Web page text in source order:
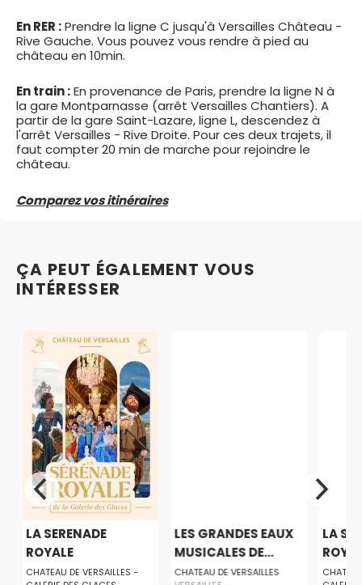
En RER :Prendre la ligne C jusqu'à Versailles Château -
Rive Gauche. Vous pouvez vous rendre à pied au
château en 10min.
En train :En provenance de Paris, prendre la ligne N à
la gare Montparnasse (arrêt Versailles Chantiers). A
partir de la gare Saint-Lazare, ligne L, descendez à
l'arrêt Versailles - Rive Droite. Pour ces deux trajets, il
faut compter 20 min de marche pour rejoindre le
château.
Comparez vos itinéraires
ÇA PEUT ÉGALEMENT VOUS
INTÉRESSER
LA SERENADE
ROYALE
CHATEAU DE VERSAILLES -
LES GRANDES EAUX
MUSICALES DE...
CHATEAU DE VERSAILLES
LA